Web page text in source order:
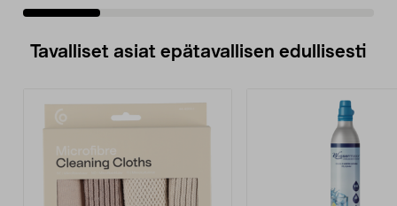
Tavalliset asiat epätavallisen edullisesti